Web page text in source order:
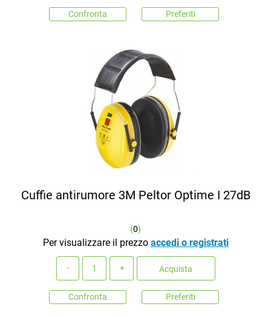
Confronta Preferiti
Cuffie antirumore 3M Peltor Optime I 27dB
(0)
Per visualizzare il prezzo accedi o registrati
Acquista
Confronta Preferiti